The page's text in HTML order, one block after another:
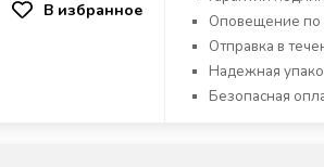
Оповещение по
Отправка в
Надежная
Безопасная